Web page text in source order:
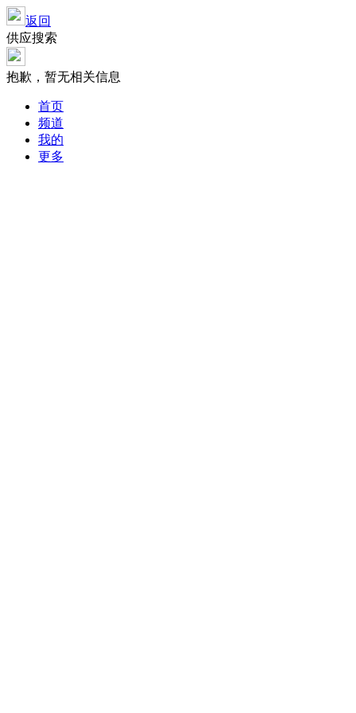
返回
供应搜索
抱歉，暂无相关信息
首页
频道
我的
更多